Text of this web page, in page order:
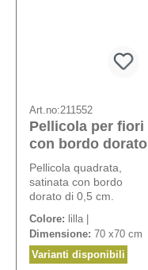
Art.no:211552
Pellicola per fiori
con bordo dorato
Pellicola quadrata,
satinata con bordo
dorato di 0,5 cm.
Colore: lilla |
Dimensione: 70 x70 cm
Varianti disponibili